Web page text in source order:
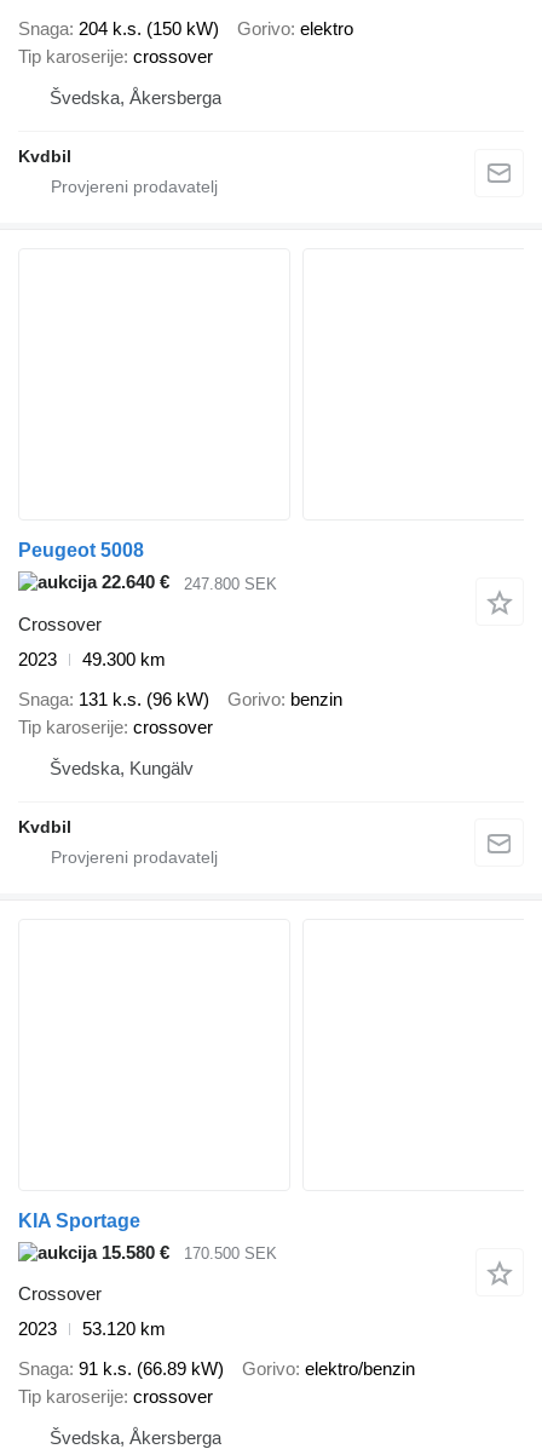
Snaga 204 k.s. (150 kW) Gorivo elektro
Tip karoserije crossover
Švedska, Åkersberga
Kvdbil
Peugeot 5008
22.640 €
247.800 SEK
Crossover
2023
49.300 km
Snaga 131 k.s. (96 kW) Gorivo benzin
Tip karoserije crossover
Švedska, Kungälv
Kvdbil
KIA Sportage
15.580 €
170.500 SEK
Crossover
2023
53.120 km
Snaga 91 k.s. (66.89 kW) Gorivo elektro/benzin
Tip karoserije crossover
Švedska, Åkersberga